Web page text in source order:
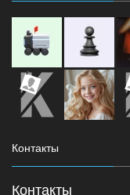
Контакты
Контакты